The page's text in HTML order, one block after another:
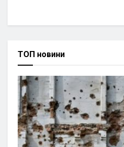
ТОП новини